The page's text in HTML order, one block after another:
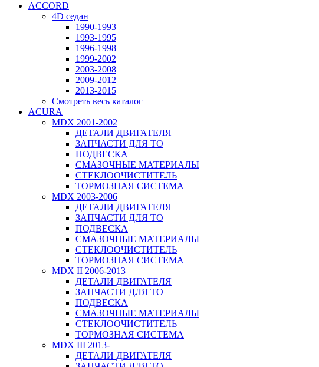
ACCORD
4D седан
1990-1993
1993-1995
1996-1998
1999-2002
2003-2008
2009-2012
2013-2015
Смотреть весь каталог
ACURA
MDX 2001-2002
ДЕТАЛИ ДВИГАТЕЛЯ
ЗАПЧАСТИ ДЛЯ ТО
ПОДВЕСКА
СМАЗОЧНЫЕ МАТЕРИАЛЫ
СТЕКЛООЧИСТИТЕЛЬ
ТОРМОЗНАЯ СИСТЕМА
MDX 2003-2006
ДЕТАЛИ ДВИГАТЕЛЯ
ЗАПЧАСТИ ДЛЯ ТО
ПОДВЕСКА
СМАЗОЧНЫЕ МАТЕРИАЛЫ
СТЕКЛООЧИСТИТЕЛЬ
ТОРМОЗНАЯ СИСТЕМА
MDX II 2006-2013
ДЕТАЛИ ДВИГАТЕЛЯ
ЗАПЧАСТИ ДЛЯ ТО
ПОДВЕСКА
СМАЗОЧНЫЕ МАТЕРИАЛЫ
СТЕКЛООЧИСТИТЕЛЬ
ТОРМОЗНАЯ СИСТЕМА
MDX III 2013-
ДЕТАЛИ ДВИГАТЕЛЯ